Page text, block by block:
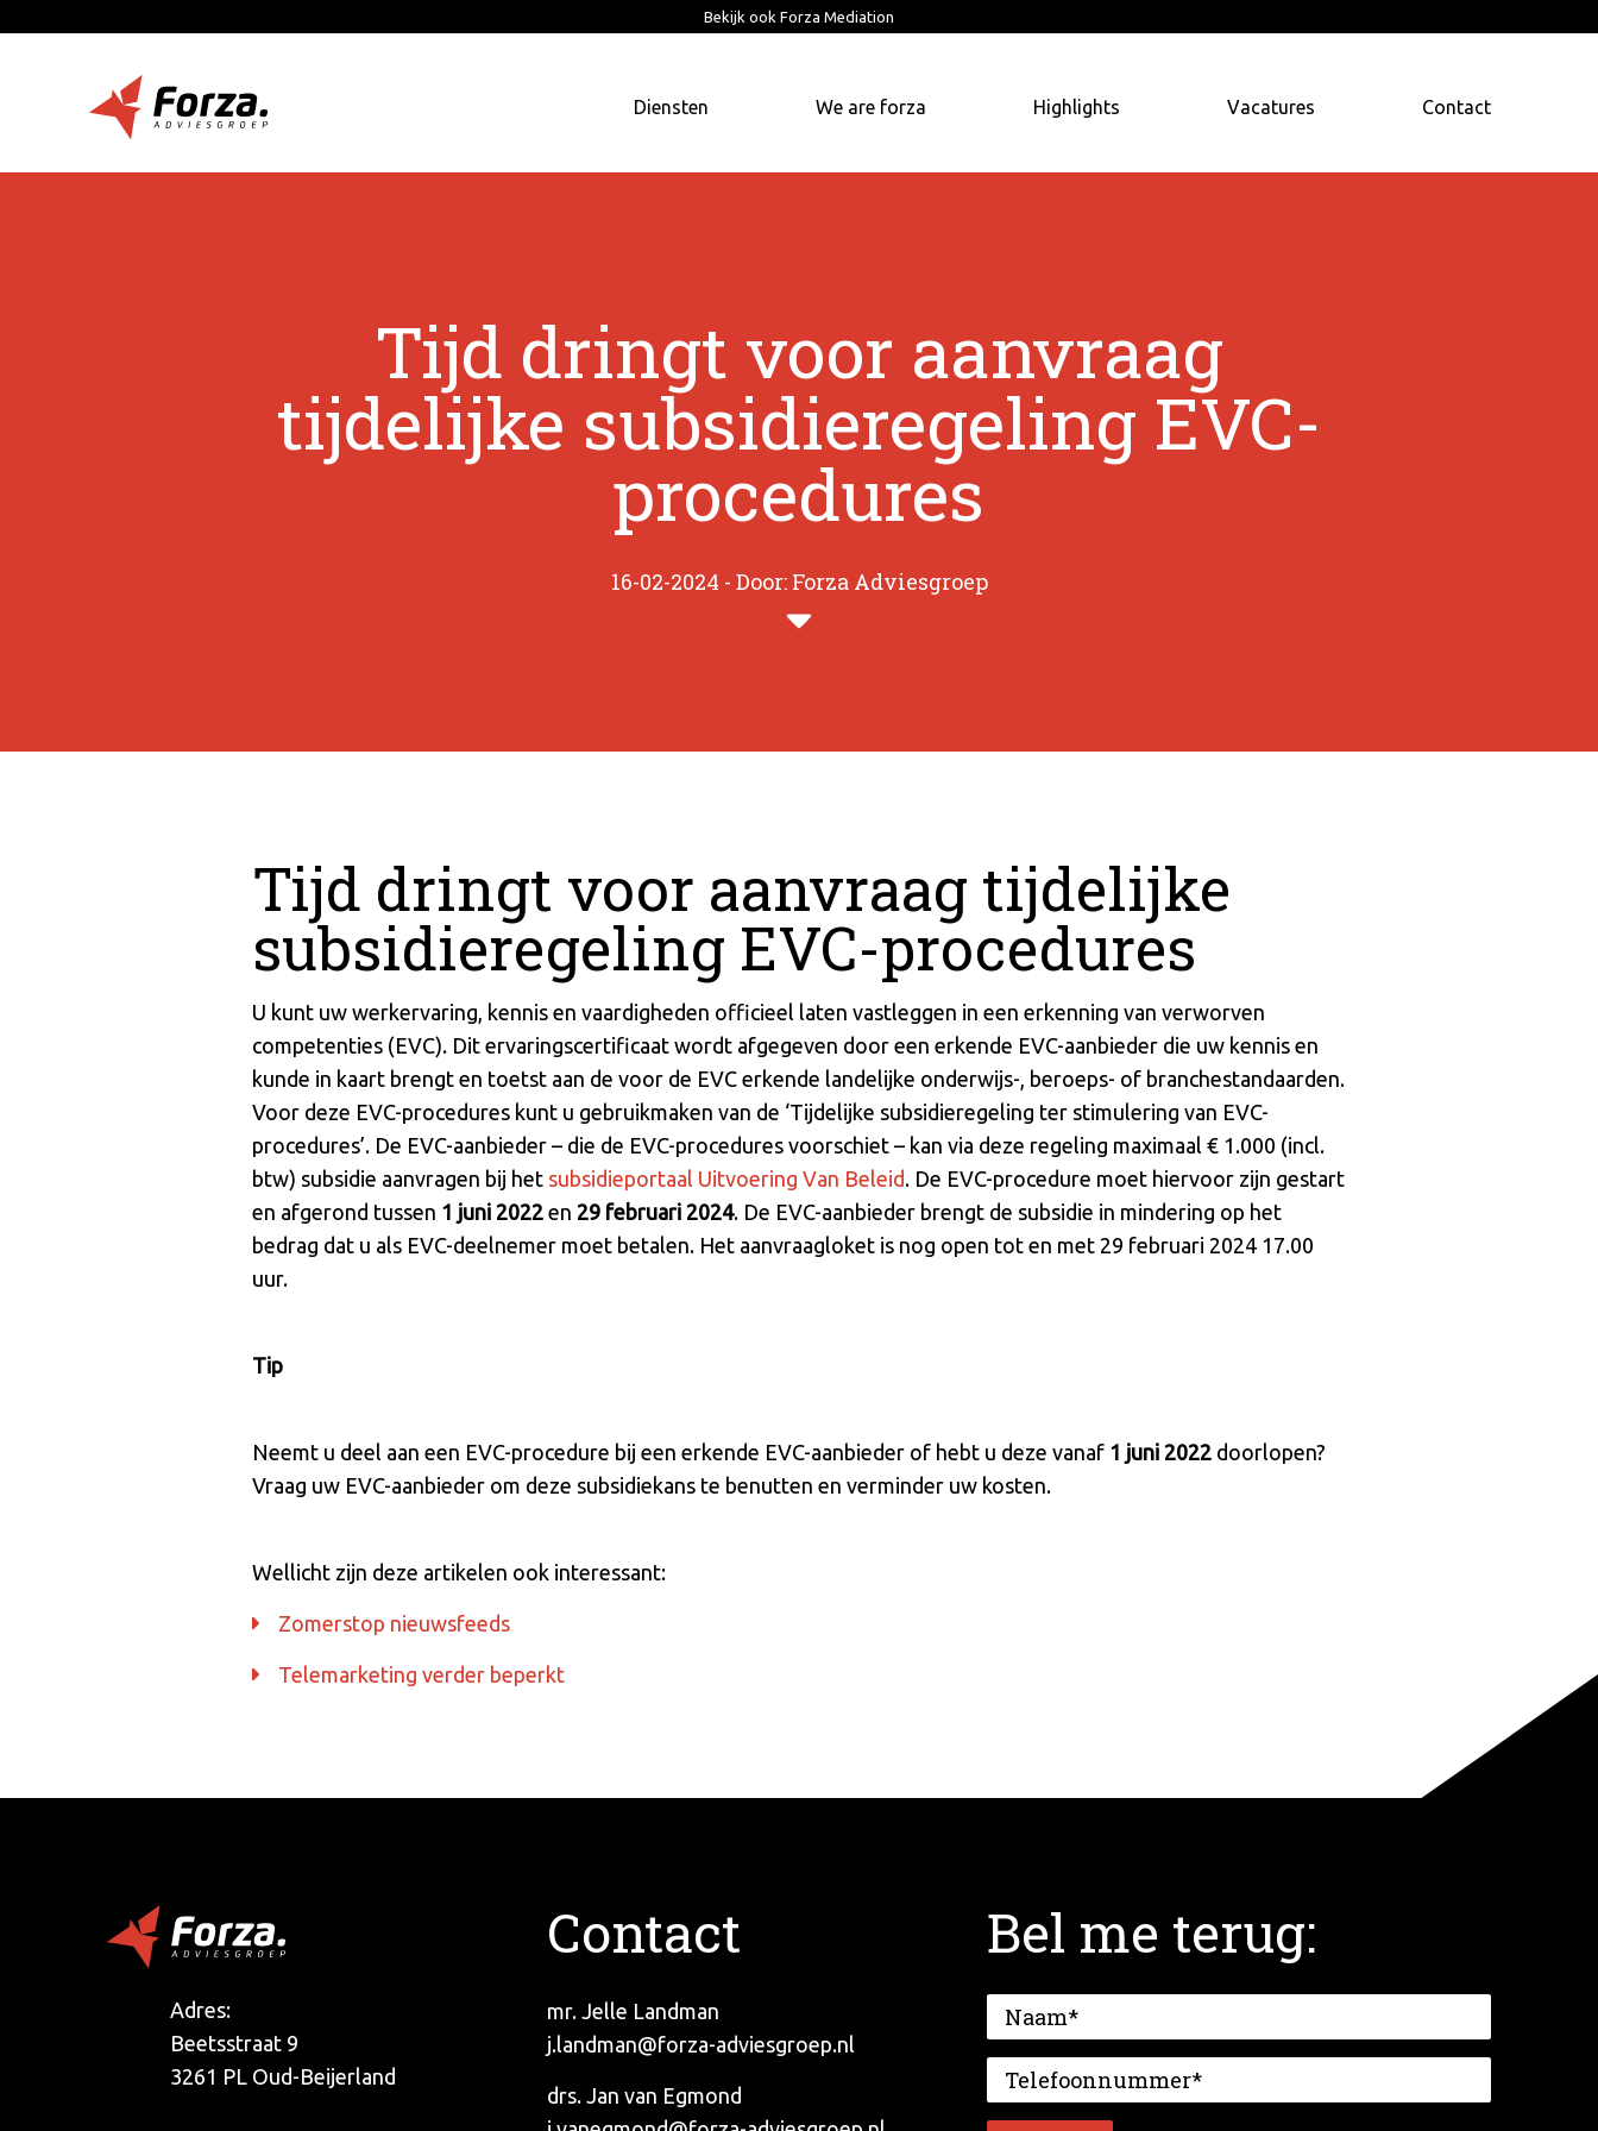
Bekijk ook Forza Mediation
Diensten We are forza Highlights Vacatures Contact
Tijd dringt voor aanvraag
tijdelijke subsidieregeling EVC-
procedures
16-02-2024 - Door: Forza Adviesgroep
Tijd dringt voor aanvraag tijdelijke
subsidieregeling EVC-procedures
U kunt uw werkervaring, kennis en vaardigheden officieel laten vastleggen in een erkenning van verworven
competenties (EVC). Dit ervaringscertificaat wordt afgegeven door een erkende EVC-aanbieder die uw kennis en
kunde in kaart brengt en toetst aan de voor de EVC erkende landelijke onderwijs-, beroeps- of branchestandaarden.
Voor deze EVC-procedures kunt u gebruikmaken van de ‘Tijdelijke subsidieregeling ter stimulering van EVC-
procedures’. De EVC-aanbieder – die de EVC-procedures voorschiet – kan via deze regeling maximaal € 1.000 (incl.
btw) subsidie aanvragen bij het subsidieportaal Uitvoering Van Beleid. De EVC-procedure moet hiervoor zijn gestart
en afgerond tussen 1 juni 2022 en 29 februari 2024. De EVC-aanbieder brengt de subsidie in mindering op het
bedrag dat u als EVC-deelnemer moet betalen. Het aanvraagloket is nog open tot en met 29 februari 2024 17.00
uur.
Tip
Neemt u deel aan een EVC-procedure bij een erkende EVC-aanbieder of hebt u deze vanaf 1 juni 2022 doorlopen?
Vraag uw EVC-aanbieder om deze subsidiekans te benutten en verminder uw kosten.
Wellicht zijn deze artikelen ook interessant:
Zomerstop nieuwsfeeds
Telemarketing verder beperkt
Adres:
Beetsstraat 9
3261 PL Oud-Beijerland
Contact
mr. Jelle Landman
j.landman@forza-adviesgroep.nl
drs. Jan van Egmond
Bel me terug: